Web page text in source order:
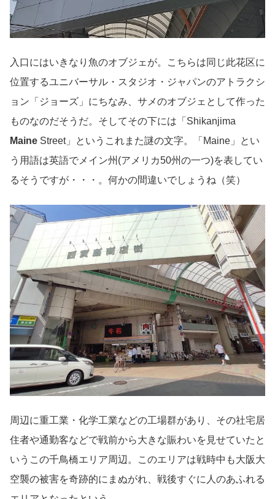
入口にはいきなり魚のオブジェが。こちらは同じ此花区に
位置するユニバーサル・スタジオ・ジャパンのアトラクシ
ョン「ジョーズ」にちなみ、サメのオブジェとして作った
ものなのだそうだ。そしてその下には「Shikanjima
Maine Street」というこれまた謎の文字。「Maine」とい
う用語は英語でメイン州(アメリカ50州の一つ)を表してい
るそうですが・・・。何かの間違いでしょうね（笑）
周辺に重工業・化学工業などの工場群があり、その社宅居
住者や通勤客などで戦前から大きな賑わいを見せていたと
いうこの千鳥橋エリア周辺。このエリアは戦時中も大阪大
空襲の被害を奇跡的にまぬがれ、戦後すぐに人のあふれる